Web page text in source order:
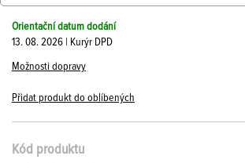
Orientační datum dodání
13. 08. 2026 | Kurýr DPD
Možnosti dopravy
Přidat produkt do oblíbených
Kód produktu